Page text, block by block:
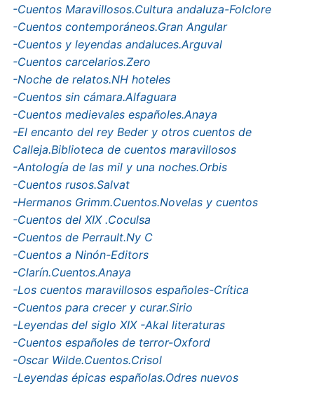
-Cuentos Maravillosos.Cultura andaluza-Folclore
-Cuentos contemporáneos.Gran Angular
-Cuentos y leyendas andaluces.Arguval
-Cuentos carcelarios.Zero
-Noche de relatos.NH hoteles
-Cuentos sin cámara.Alfaguara
-Cuentos medievales españoles.Anaya
-El encanto del rey Beder y otros cuentos de
Calleja.Biblioteca de cuentos maravillosos
-Antología de las mil y una noches.Orbis
-Cuentos rusos.Salvat
-Hermanos Grimm.Cuentos.Novelas y cuentos
-Cuentos del XIX .Coculsa
-Cuentos de Perrault.Ny C
-Cuentos a Ninón-Editors
-Clarín.Cuentos.Anaya
-Los cuentos maravillosos españoles-Crítica
-Cuentos para crecer y curar.Sirio
-Leyendas del siglo XIX -Akal literaturas
-Cuentos españoles de terror-Oxford
-Oscar Wilde.Cuentos.Crisol
-Leyendas épicas españolas.Odres nuevos